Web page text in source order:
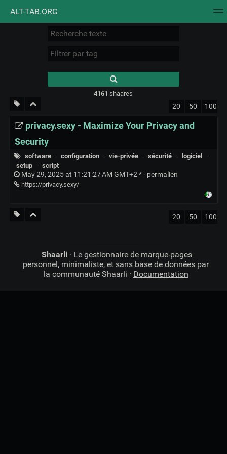
ALT-TAB.ORG
Nuage de tags Mur d'images
results.
4161 shaares
20 50 100
privacy.sexy - Maximize Your Privacy and
Security
software · configuration · vie-privée · sécurité · logiciel
·
setup
· script
May 29, 2025 at 11:21:27 AM GMT+2 * · permalien
https://privacy.sexy/
20 50 100
Shaarli · Le gestionnaire de marque-pages
personnel, minimaliste, et sans base de données par
la communauté Shaarli · Documentation